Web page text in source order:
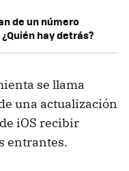
de un número
hay detrás?
se llama
una actualización
iOS recibir
entrantes.